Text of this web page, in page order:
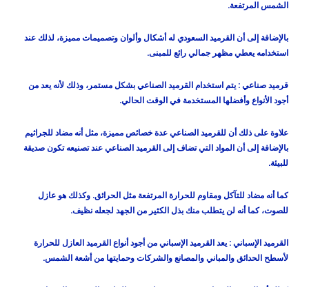
الشمس المرتفعة.
بالإضافة إلى أن القرميد السعودي له أشكال وألوان وتصميمات مميزة، لذلك عند
استخدامه يعطي مظهر جمالي رائع للمبنى.
قرميد صناعي : يتم استخدام القرميد الصناعي بشكل مستمر، وذلك لأنه يعد من
أجود الأنواع وأفضلها المستخدمة في الوقت الحالي.
علاوة على ذلك أن للقرميد الصناعي عدة خصائص مميزة، مثل أنه مضاد للجراثيم
بالإضافة إلى أن المواد التي تضاف إلى القرميد الصناعي عند تصنيعه تكون صديقة
للبيئة.
كما أنه مضاد للتآكل ومقاوم للحرارة المرتفعة مثل الحرائق. وكذلك هو عازل
للصوت، كما أنه لن يتطلب منك بذل الكثير من الجهد لجعله نظيف.
القرميد الإسباني : يعد القرميد الإسباني من أجود أنواع القرميد العازل للحرارة
لأسطح الحدائق والمباني والمصانع والشركات وحمايتها من أشعة الشمس.